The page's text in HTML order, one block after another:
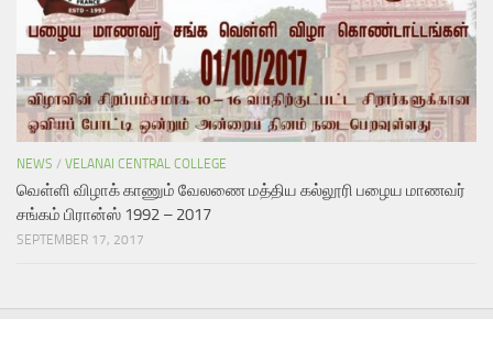
NEWS / VELANAI CENTRAL COLLEGE
வெள்ளி விழாக் காணும் வேலணை மத்திய கல்லூரி பழைய மாணவர்
சங்கம் பிரான்ஸ் 1992 – 2017
SEPTEMBER 17, 2017